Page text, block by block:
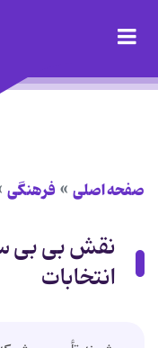
صفحه اصلی فرهنگی
نقش بی بی
انتخابات